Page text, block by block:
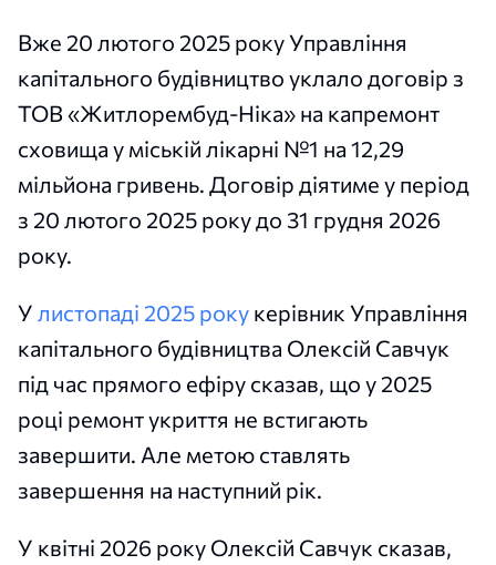
Вже 20 лютого 2025 року Управління
капітального будівництво уклало договір з
ТОВ «Житлорембуд-Ніка» на капремонт
сховища у міській лікарні №1 на 12,29
мільйона гривень. Договір діятиме у період
з 20 лютого 2025 року до 31 грудня 2026
року.
У листопаді 2025 року керівник Управління
капітального будівництва Олексій Савчук
під час прямого ефіру сказав, що у 2025
році ремонт укриття не встигають
завершити. Але метою ставлять
завершення на наступний рік.
У квітні 2026 року Олексій Савчук сказав,